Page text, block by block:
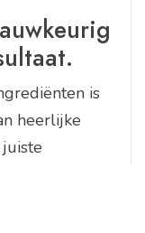
is
heerlijke